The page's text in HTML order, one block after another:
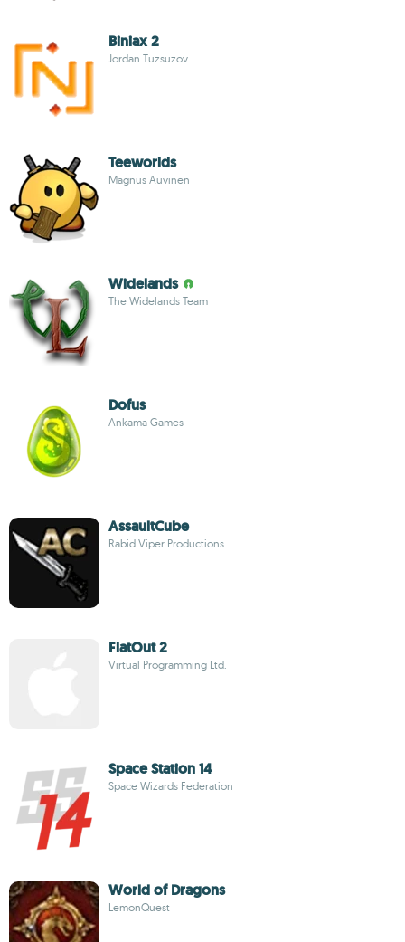
Biniax 2
Jordan Tuzsuzov
Teeworlds
Magnus Auvinen
Widelands
The Widelands Team
Dofus
Ankama Games
AssaultCube
Rabid Viper Productions
FlatOut 2
Virtual Programming Ltd.
Space Station 14
Space Wizards Federation
World of Dragons
LemonQuest